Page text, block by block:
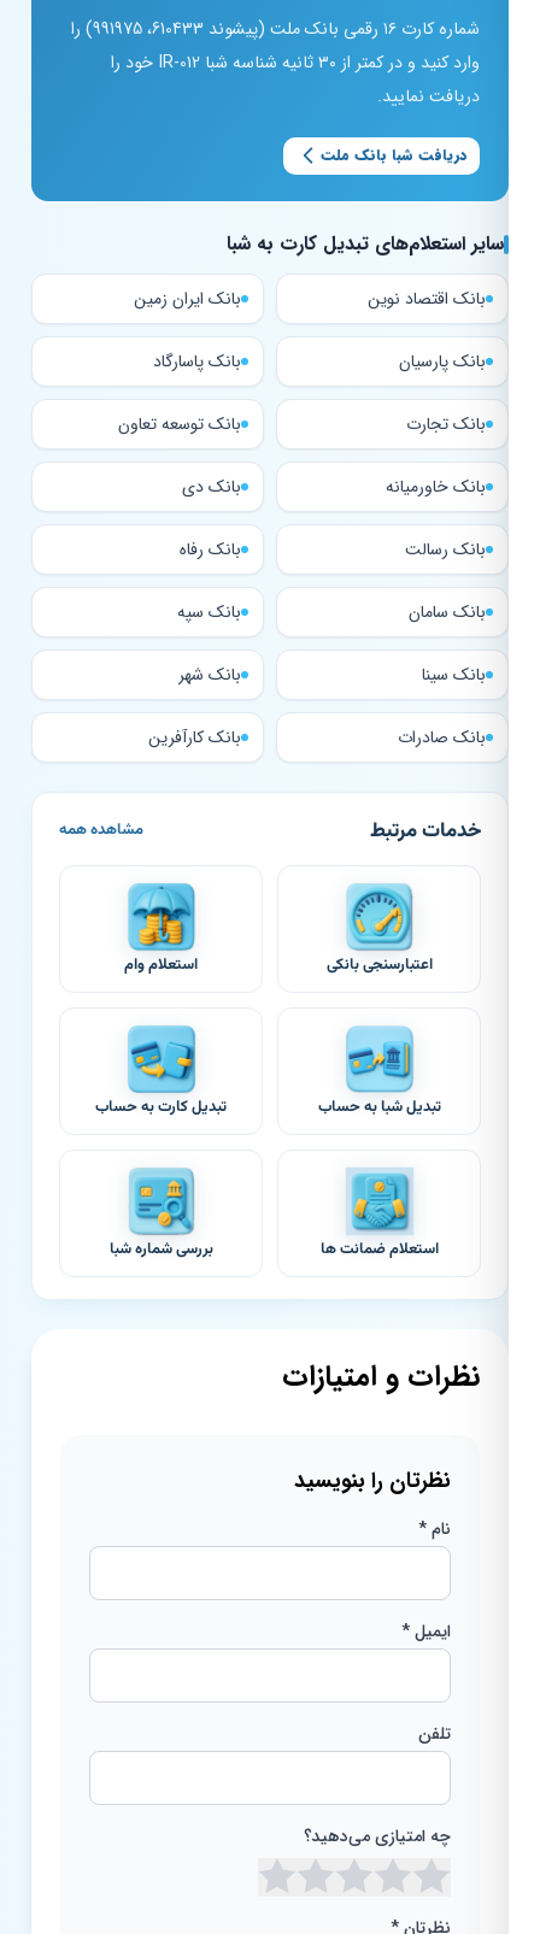
شماره کارت ۱۶ رقمی بانک ملت (پیشوند 610433، 991975) را
وارد کنید و در کمتر از ۳۰ ثانیه شناسه شبا IR-012 خود را
دریافت نمایید.
دریافت شبا بانک ملت
سایر استعلام‌های تبدیل کارت به شبا
بانک اقتصاد نوین بانک ایران زمین
بانک پارسیان بانک پاسارگاد
بانک تجارت بانک توسعه تعاون
بانک خاورمیانه بانک دی
بانک رسالت بانک رفاه
بانک سامان بانک سپه
بانک سینا بانک شهر
بانک صادرات بانک کارآفرین
خدمات مرتبط مشاهده همه
اعتبارسنجی بانکی استعلام وام
تبدیل شبا به حساب تبدیل کارت به حساب
استعلام ضمانت ها بررسی شماره شبا
نظرات و امتیازات
نظرتان را بنویسید
ایمیل *
تلفن
چه امتیازی می‌دهید؟
نظرتان *